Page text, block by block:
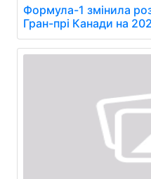
Формула-1 змінила
Гран-прі Канади на